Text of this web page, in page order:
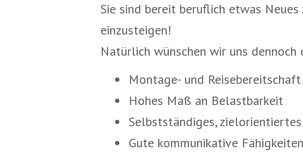
Sie sind bereit beruflich etwas
einzusteigen!
Natürlich wünschen wir uns dennoch
Montage- und
Hohes Maß an Belastbarkeit
Selbstständiges,
Gute kommunikative Fähigkeiten